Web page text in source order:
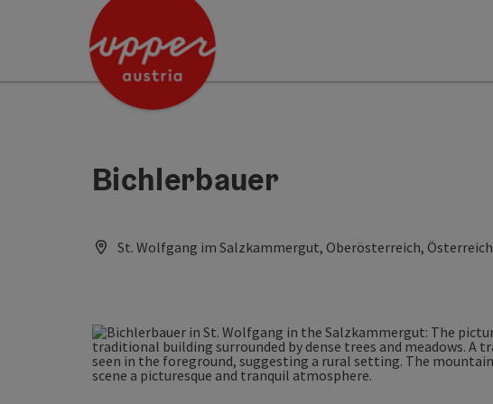
Accesskey
Accesskey
Bichlerbauer
St. Wolfgang im Salzkammergut, Oberösterreich, Österreich